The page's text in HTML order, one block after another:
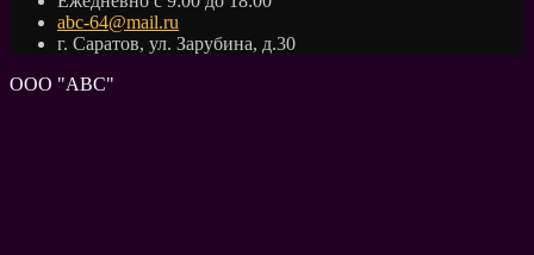
abc-64@mail.ru
г. Саратов, ул. Зарубина, д.30
ООО "АВС"